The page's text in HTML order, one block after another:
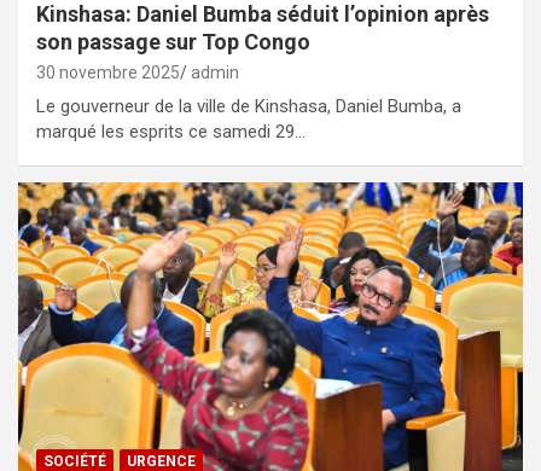
Kinshasa: Daniel Bumba séduit l’opinion après
son passage sur Top Congo
30 novembre 2025 admin
Le gouverneur de la ville de Kinshasa, Daniel Bumba, a
marqué les esprits ce samedi 29…
SOCIÉTÉ URGENCE